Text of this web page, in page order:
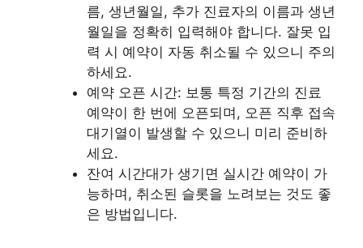
름, 생년월일, 추가 진료자의 이름과 생년
월일을 정확히 입력해야 합니다. 잘못 입
력 시 예약이 자동 취소될 수 있으니 주의
하세요.
예약 오픈 시간: 보통 특정 기간의 진료
예약이 한 번에 오픈되며, 오픈 직후 접속
대기열이 발생할 수 있으니 미리 준비하
세요.
잔여 시간대가 생기면 실시간 예약이 가
능하며, 취소된 슬롯을 노려보는 것도 좋
은 방법입니다.